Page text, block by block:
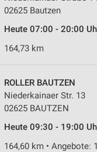
02625 Bautzen
Heute 07:00 - 20:00
164,73 km
ROLLER BAUTZEN
Niederkainaer Str. 13
02625 BAUTZEN
Heute 09:30 - 19:00
164,60 km • Angebote: